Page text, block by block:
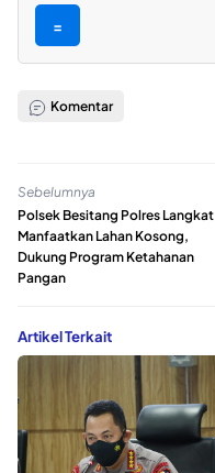
=
Komentar
Sebelumnya
Polsek Besitang Polres Langkat
Manfaatkan Lahan Kosong,
Dukung Program Ketahanan
Pangan
Artikel Terkait